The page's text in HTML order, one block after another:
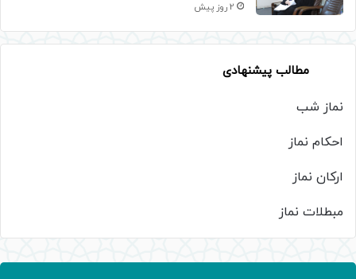
2 روز پیش
مطالب پیشنهادی
نماز شب
احکام نماز
ارکان نماز
مبطلات نماز